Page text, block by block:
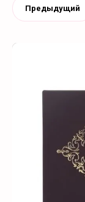
Предыдущий